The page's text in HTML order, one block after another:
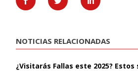
NOTICIAS RELACIONADAS
¿Visitarás Fallas este 2025?